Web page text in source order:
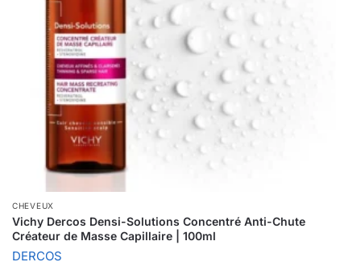
CHEVEUX
Vichy Dercos Densi-Solutions Concentré Anti-Chute
Créateur de Masse Capillaire | 100ml
DERCOS